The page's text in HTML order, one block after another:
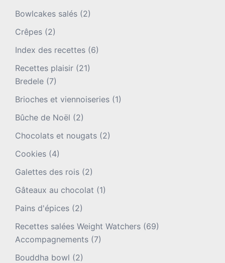
Bowlcakes salés (2)
Crêpes (2)
Index des recettes (6)
Recettes plaisir (21)
Bredele (7)
Brioches et viennoiseries (1)
Bûche de Noël (2)
Chocolats et nougats (2)
Cookies (4)
Galettes des rois (2)
Gâteaux au chocolat (1)
Pains d'épices (2)
Recettes salées Weight Watchers (69)
Accompagnements (7)
Bouddha bowl (2)